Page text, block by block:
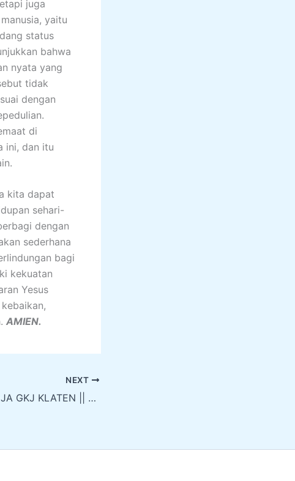
juga
yaitu
status
bahwa
nyata yang
tidak
dengan
di
ini, dan itu
kita dapat
sehari-
dengan
sederhana
bagi
kekuatan
Yesus
AMIEN.
NEXT
WARTA GEREJA GKJ KLATEN || MINGGU, 02 JUNI 2024